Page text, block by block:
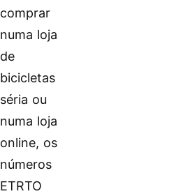
comprar
numa loja
de
bicicletas
séria ou
numa loja
online, os
números
ETRTO